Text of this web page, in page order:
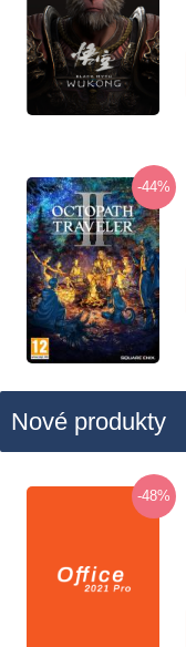
-44%
Nové produkty
-48%